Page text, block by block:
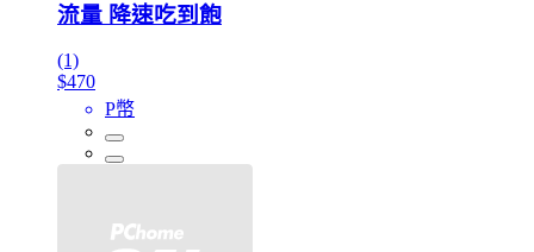
流量 降速吃到飽
(1)
$470
P幣